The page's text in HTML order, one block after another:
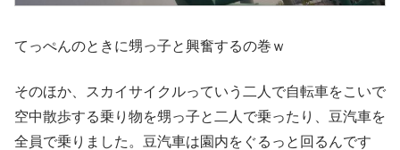
てっぺんのときに甥っ子と興奮するの巻ｗ
そのほか、スカイサイクルっていう二人で自転車をこいで
空中散歩する乗り物を甥っ子と二人で乗ったり、豆汽車を
全員で乗りました。豆汽車は園内をぐるっと回るんです